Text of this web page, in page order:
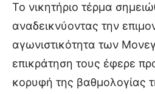
Το νικητήριο τέρμα
αναδεικνύοντας την
αγωνιστικότητα των
επικράτηση τους έφερε
κορυφή της βαθμολογίας